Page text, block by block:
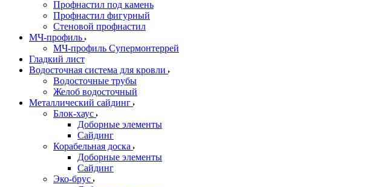
Профнастил под камень
Профнастил фигурный
Стеновой профнастил
МЧ-профиль
МЧ-профиль Супермонтеррей
Гладкий лист
Водосточная система для кровли
Водосточные трубы
Желоб водосточный
Металлический сайдинг
Блок-хаус
Доборные элементы
Сайдинг
Корабельная доска
Доборные элементы
Сайдинг
Эко-брус